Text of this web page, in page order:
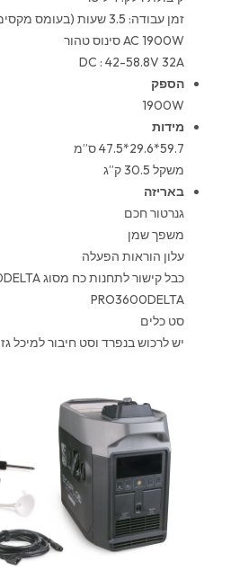
זמן עבודה: 3.5 שעות (בעומס מקסימלי)יציאות:
AC 1900W סינוס טהור
DC : 42-58.8V 32A
הספק
1900W
מידות
59.7*29.6*47.5 ס”מ
משקל 30.5 ק”ג
באריזה
גנרטור חכם
משפך שמן
עלון הוראות הפעלה
PRO3600DELTA
סט כלים
יש לרכוש בנפרד וסט חיבור למיכל גז